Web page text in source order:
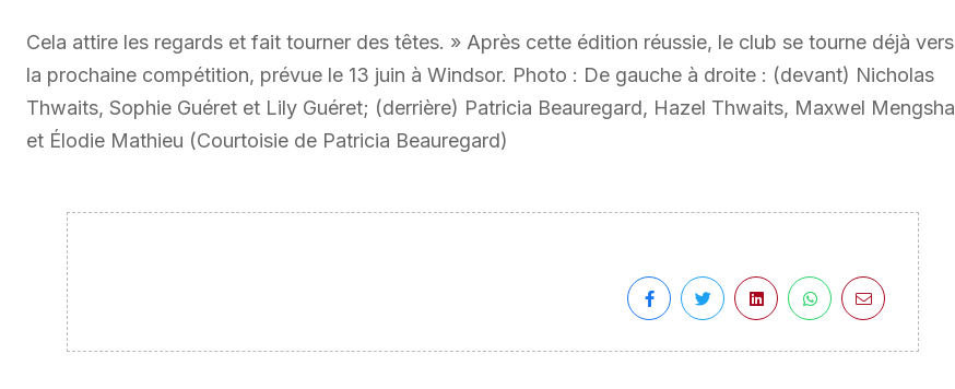
Cela attire les regards et fait tourner des têtes. » Après cette édition réussie, le club se tourne déjà vers
la prochaine compétition, prévue le 13 juin à Windsor. Photo : De gauche à droite : (devant) Nicholas
Thwaits, Sophie Guéret et Lily Guéret; (derrière) Patricia Beauregard, Hazel Thwaits, Maxwel Mengsha
et Élodie Mathieu (Courtoisie de Patricia Beauregard)